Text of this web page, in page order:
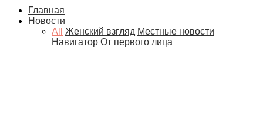
Главная
Новости
All
Женский взгляд Местные новости
Навигатор От первого лица